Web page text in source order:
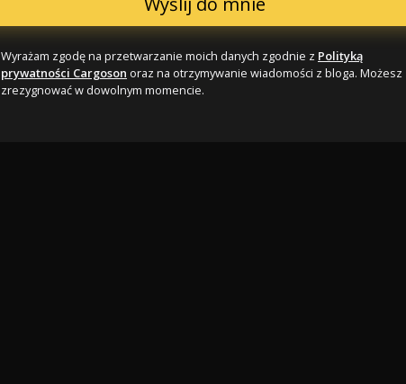
Wyrażam zgodę na przetwarzanie moich danych zgodnie z Polityką
prywatności Cargoson oraz na otrzymywanie wiadomości z bloga. Możesz
zrezygnować w dowolnym momencie.